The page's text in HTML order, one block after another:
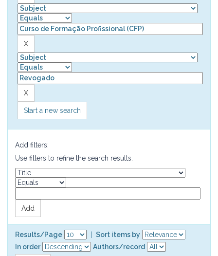
Start a new search
Add filters:
Use filters to refine the search results.
Results/Page
Sort items by
In order
Authors/record